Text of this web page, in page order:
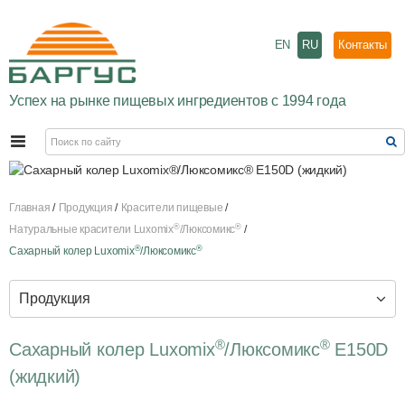
Успех на рынке пищевых ингредиентов с 1994 года
EN RU Контакты
Главная Продукция
Красители пищевые
Натуральные красители Luxomix®/Люксомикс®
Сахарный колер Luxomix®/Люксомикс®
Продукция
Сахарный колер Luxomix®/Люксомикс®Е150D
(жидкий)